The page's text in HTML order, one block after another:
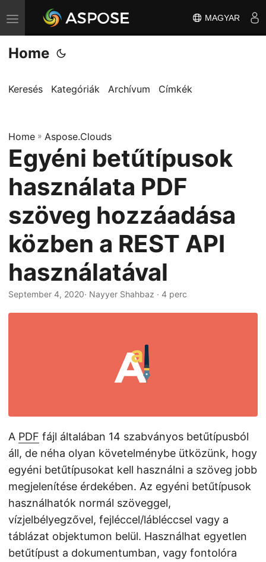
T
o
g
l
a
v
i
g
t
i
o
n
MAGYAR
Home
Keresés Kategóriák Archívum Címkék
Home » Aspose.Clouds
Egyéni betűtípusok
használata PDF
szöveg hozzáadása
közben a REST API
használatával
September 4, 2020· Nayyer Shahbaz · 4 perc
A PDF fájl általában 14 szabványos betűtípusból
áll, de néha olyan követelménybe ütközünk, hogy
egyéni betűtípusokat kell használni a szöveg jobb
megjelenítése érdekében. Az egyéni betűtípusok
használhatók normál szöveggel,
vízjelbélyegzővel, fejléccel/lábléccsel vagy a
táblázat objektumon belül. Használhat egyetlen
betűtípust a dokumentumban, vagy fontolóra